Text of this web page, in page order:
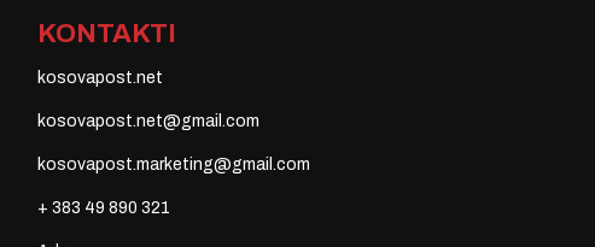
KONTAKTI
kosovapost.net
kosovapost.net@gmail.com
kosovapost.marketing@gmail.com
+ 383 49 890 321